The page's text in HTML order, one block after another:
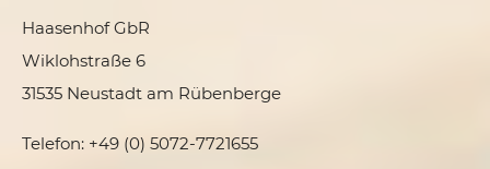
Haasenhof GbR
Wiklohstraße 6
31535 Neustadt am Rübenberge
Telefon: +49 (0) 5072-7721655